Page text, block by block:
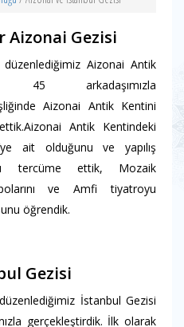
Aizonai Gezisi
Aizonai Antik
45 arkadaşımızla
Aizonai Antik Kentini
Antik Kentindeki
ait olduğunu ve yapılış
tercüme ettik, Mozaik
ve Amfi tiyatroyu
öğrendik.
Gezisi
İstanbul Gezisi
gerçekleştirdik. İlk olarak